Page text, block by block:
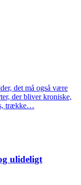
det må også være
der bliver kroniske,
trække…
ulideligt